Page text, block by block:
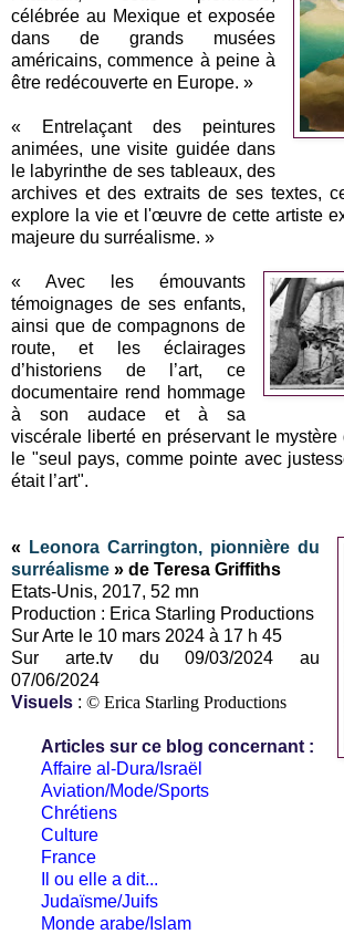
célébrée au Mexique et exposée
dans de grands musées
américains, commence à peine à
être redécouverte en Europe. »
« Entrelaçant des peintures
animées, une visite guidée dans
le labyrinthe de ses tableaux, des
archives et des extraits de ses textes,
explore la vie et l'œuvre de cette artiste
majeure du surréalisme. »
« Avec les émouvants
témoignages de ses enfants,
ainsi que de compagnons de
route, et les éclairages
d’historiens de l’art, ce
documentaire rend hommage
à son audace et à sa
viscérale liberté en préservant le mystère
le "seul pays, comme pointe avec
était l’art".
«
Leonora Carrington, pionnière du
surréalisme » de Teresa Griffiths
Etats-Unis, 2017, 52 mn
Production : Erica Starling Productions
Sur Arte le 10 mars 2024 à 17 h 45
Sur arte.tv du 09/03/2024 au
07/06/2024
Visuels : © Erica Starling Productions
Articles sur ce blog concernant :
Affaire al-Dura/Israël
Aviation/Mode/Sports
Chrétiens
Culture
France
Il ou elle a dit...
Judaïsme/Juifs
Monde arabe/Islam